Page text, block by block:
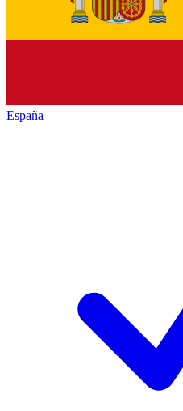
España